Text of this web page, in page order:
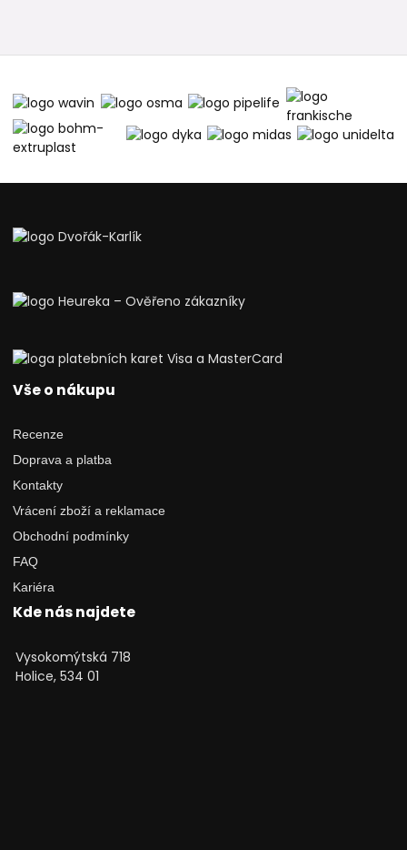
Vše o nákupu
Recenze
Doprava a platba
Kontakty
Vrácení zboží a reklamace
Obchodní podmínky
FAQ
Kariéra
Kde nás najdete
Vysokomýtská 718
Holice, 534 01